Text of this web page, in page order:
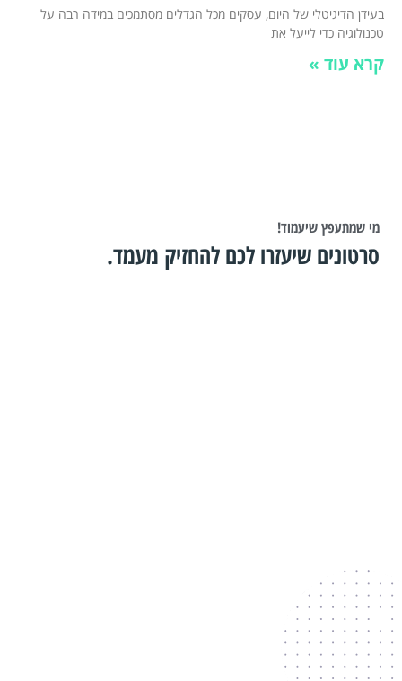
בעידן הדיגיטלי של היום, עסקים מכל הגדלים מסתמכים במידה רבה על
טכנולוגיה כדי לייעל את
קרא עוד »
מי שמתעפץ שיעמוד!
סרטונים שיעזרו לכם להחזיק מעמד.